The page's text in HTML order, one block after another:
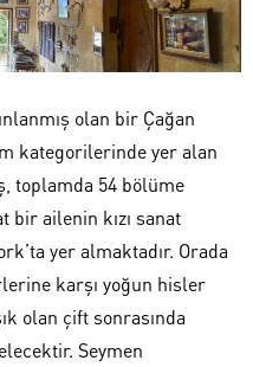
olan bir Çağan
kategorilerinde yer alan
toplamda 54 bölüme
bir ailenin kızı sanat
yer almaktadır. Orada
karşı yoğun hisler
olan çift sonrasında
Seymen